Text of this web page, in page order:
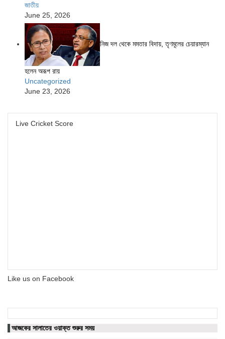
জাতীয়
June 25, 2026
নিজ দল থেকে মমতার বিদায়, তৃণমূলের চেয়ারম্যান
হলেন অরূপ রায়
Uncategorized
June 23, 2026
Live Cricket Score
Like us on Facebook
আজকের সালাতের ওয়াক্ত শুরুর সময়